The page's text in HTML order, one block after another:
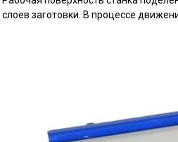
слоев заготовки. В процессе